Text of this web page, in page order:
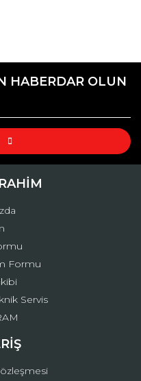
öneri formunu
ederiz.
görüntülenemiyor.
bulunuyor.
HABERDAR OLUN
Formu
Servis